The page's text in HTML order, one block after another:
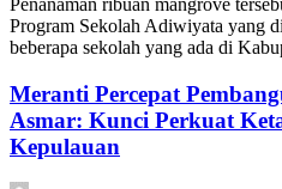
Program Sekolah Adiwiyata yang
beberapa sekolah yang ada di
Meranti Percepat
Asmar: Kunci Perkuat
Kepulauan